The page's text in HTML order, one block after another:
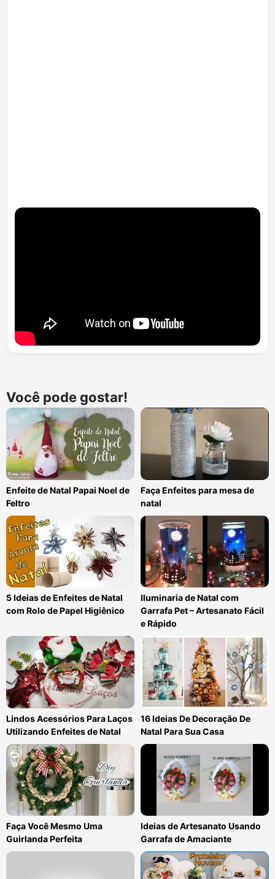
Você pode gostar!
Enfeite de Natal Papai Noel de
Feltro
Faça Enfeites para mesa de
natal
5 Ideias de Enfeites de Natal
com Rolo de Papel Higiênico
Iluminaria de Natal com
Garrafa Pet – Artesanato Fácil
e Rápido
Lindos Acessórios Para Laços
Utilizando Enfeites de Natal
16 Ideias De Decoração De
Natal Para Sua Casa
Faça Você Mesmo Uma
Guirlanda Perfeita
Ideias de Artesanato Usando
Garrafa de Amaciante